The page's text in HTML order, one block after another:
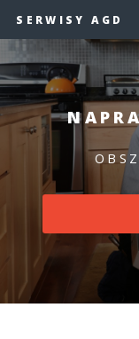
SERWISY AGD